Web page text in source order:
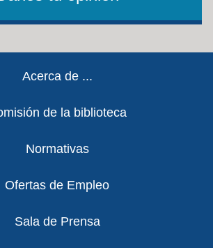
Acerca de ...
de la biblioteca
Normativas
Ofertas de Empleo
Sala de Prensa